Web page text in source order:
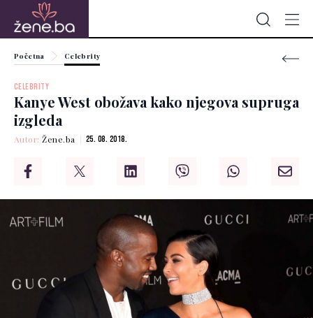
Početna Celebrity
CELEBRITY
Kanye West obožava kako njegova supruga
izgleda
Autor:Žene.ba 25. 08. 2018.